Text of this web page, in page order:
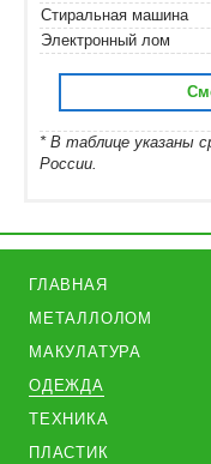
Стиральная машина
Электронный лом
* В таблице указаны
России.
ГЛАВНАЯ
МЕТАЛЛОЛОМ
МАКУЛАТУРА
ОДЕЖДА
ТЕХНИКА
ПЛАСТИК